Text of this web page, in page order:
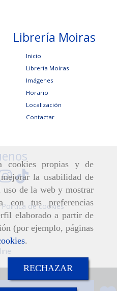
cookies propias y de
la usabilidad de
uso de la web y mostrar
con tus preferencias
elaborado a partir de
(por ejemplo, páginas
.
RECHAZAR
Librería Moiras
Inicio
Librería Moiras
Imágenes
Horario
Localización
Contactar
Política de cookies